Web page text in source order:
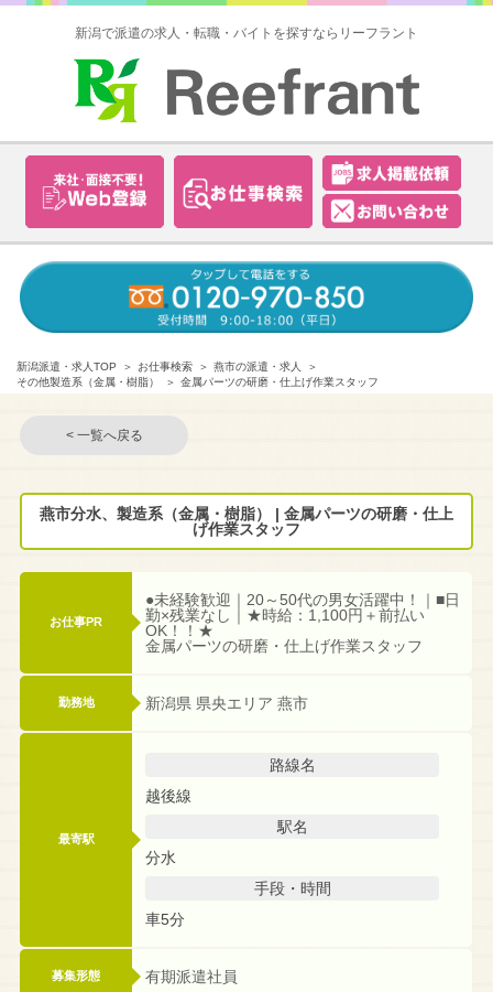
新潟で派遣の求人・転職・バイトを探すならリーフラント
新潟派遣・求人TOP お仕事検索
燕市の派遣・求人
その他製造系（金属・樹脂）
金属パーツの研磨・仕上げ作業スタッフ
< 一覧へ戻る
燕市分水、製造系（金属・樹脂） | 金属パーツの研磨・仕上
げ作業スタッフ
お仕事PR
●未経験歓迎｜20～50代の男女活躍中！｜■日
勤×残業なし｜★時給：1,100円＋前払い
OK！！★
金属パーツの研磨・仕上げ作業スタッフ
勤務地 新潟県 県央エリア 燕市
最寄駅
路線名
越後線
駅名
分水
手段・時間
車5分
募集形態 有期派遣社員